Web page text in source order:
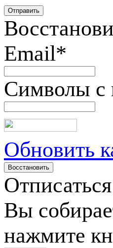
Email*
Символы с
Обновить
Вы
нажмите